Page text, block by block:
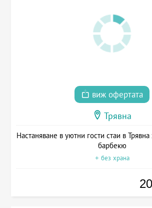
виж офертата
Трявна
Настаняване в уютни гости стаи в
барбекю
+ без храна